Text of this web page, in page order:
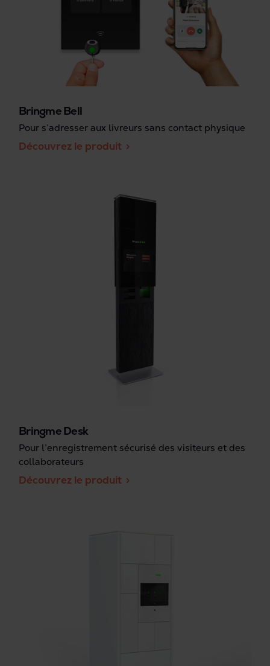
Bringme Bell
Pour s’adresser aux livreurs sans contact physique
Découvrez le produit
Bringme Desk
Pour l’enregistrement sécurisé des visiteurs et des
collaborateurs
Découvrez le produit